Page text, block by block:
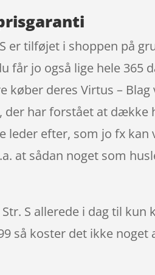
er tilføjet i shoppen på
får jo også lige hele 365
deres Virtus – Blag
har forstået at
leder efter, som jo fx
at sådan noget som
S allerede i dag til
så koster det ikke